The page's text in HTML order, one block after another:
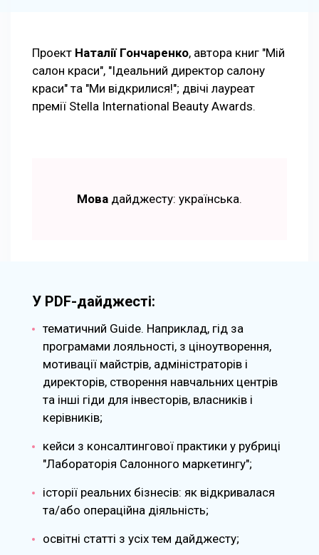
Проект Наталії Гончаренко, автора книг "Мій
салон краси", "Ідеальний директор салону
краси" та "Ми відкрилися!"; двічі лауреат
премії Stella International Beauty Awards.
Мова дайджесту: українська.
У PDF-дайджесті:
тематичний Guide. Наприклад, гід за
програмами лояльності, з ціноутворення,
мотивації майстрів, адміністраторів і
директорів, створення навчальних центрів
та інші гіди для інвесторів, власників і
керівників;
кейси з консалтингової практики у рубриці
"Лабораторія Салонного маркетингу";
історії реальних бізнесів: як відкривалася
та/або операційна діяльність;
освітні статті з усіх тем дайджесту;